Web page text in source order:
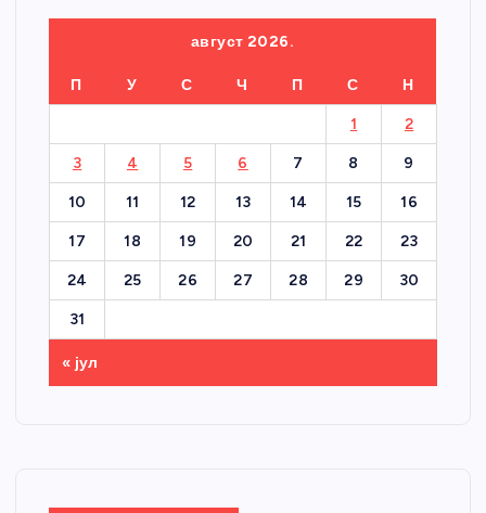
август 2026.
П У С Ч П С Н
1 2
3 4 5 6 7 8 9
10 11 12 13 14 15 16
17 18 19 20 21 22 23
24 25 26 27 28 29 30
31
« јул